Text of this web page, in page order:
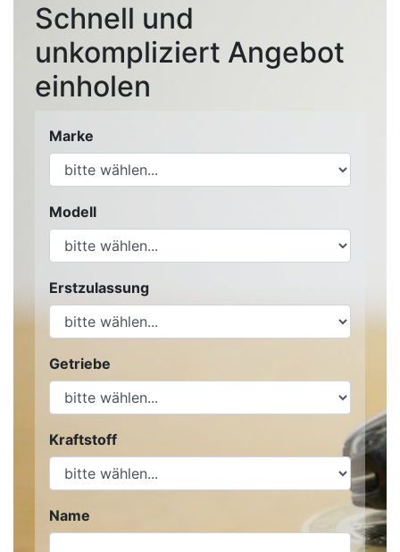
Schnell und
unkompliziert Angebot
einholen
Marke
Modell
Erstzulassung
Getriebe
Kraftstoff
Name